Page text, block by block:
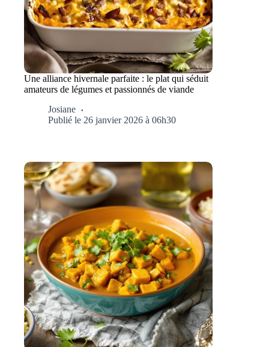
Une alliance hivernale parfaite : le plat qui séduit
amateurs de légumes et passionnés de viande
Josiane
Publié le 26 janvier 2026 à 06h30